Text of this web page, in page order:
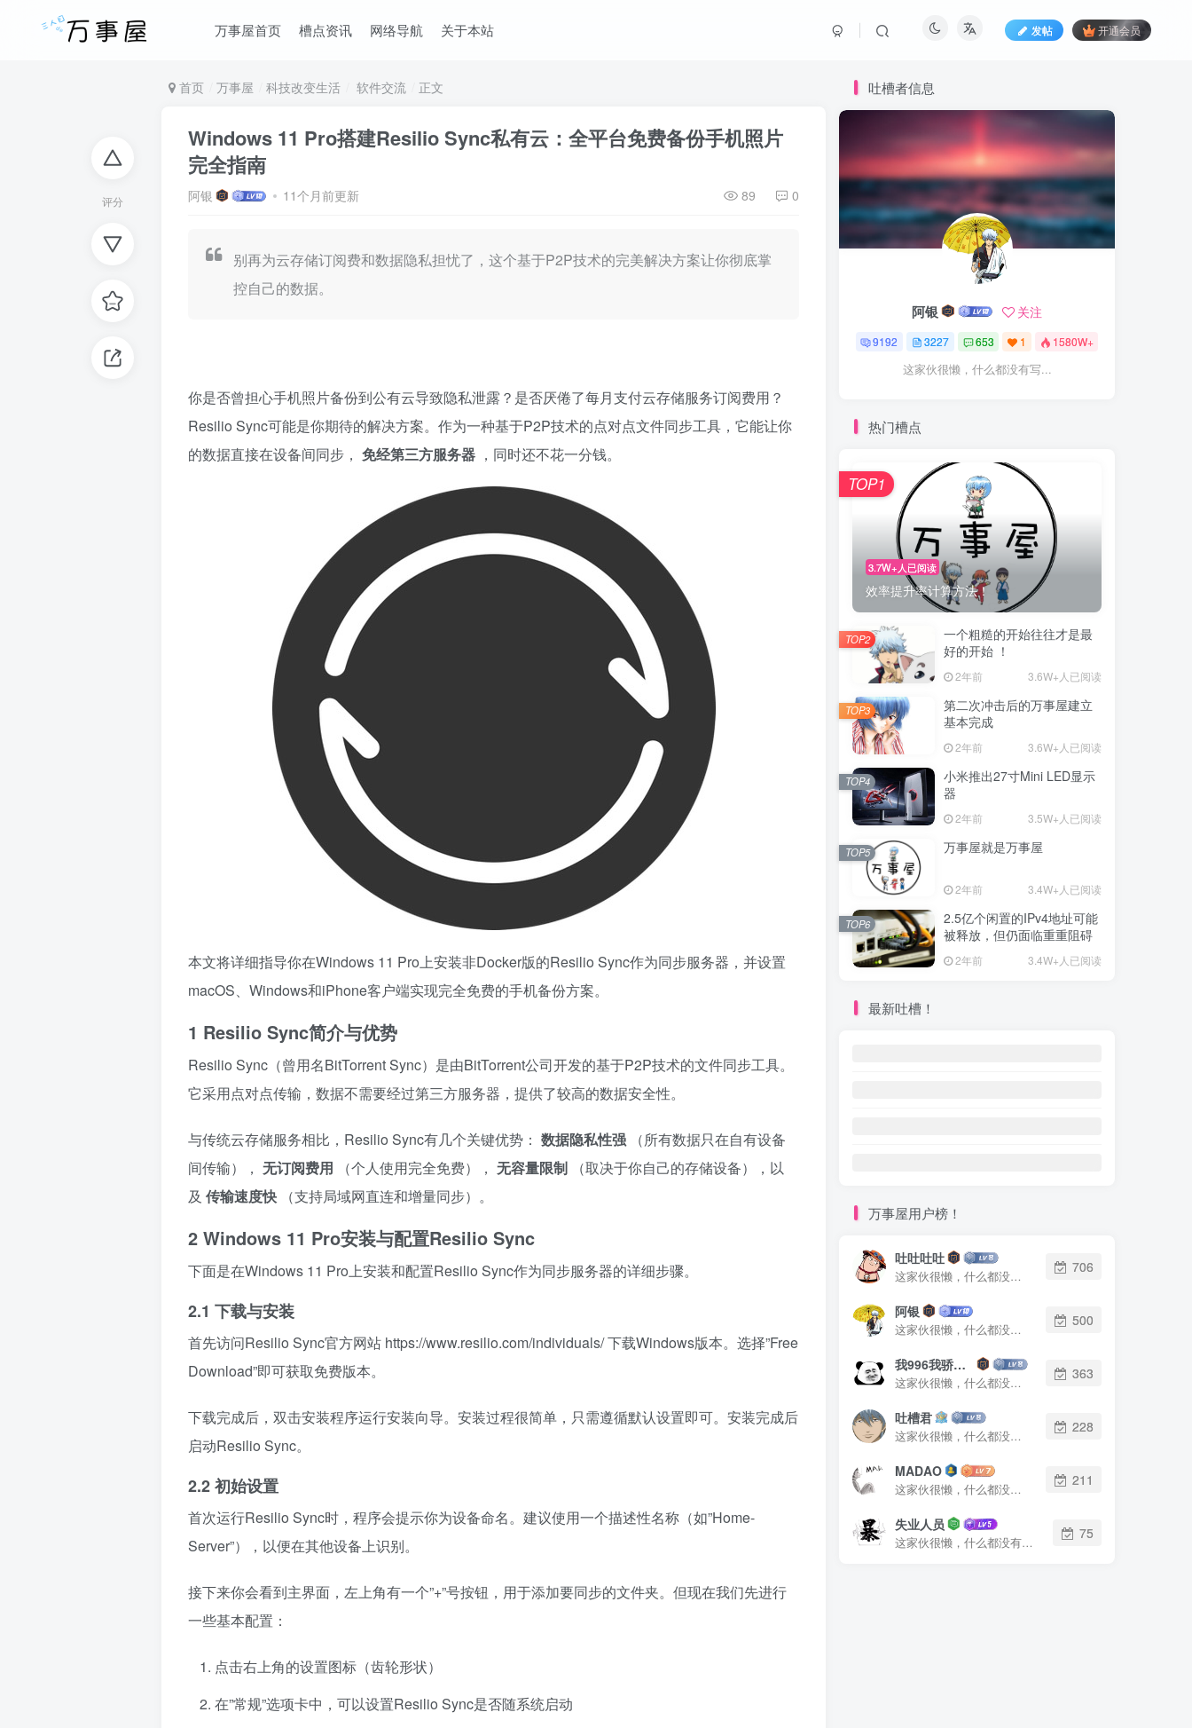
万事屋首页 槽点资讯 网络导航 关于本站 发帖 开通会员
评分
首页 万事屋 科技改变生活 软件交流 正文
Windows 11 Pro搭建Resilio Sync私有云：全平台免费备份手机照片
完全指南
阿银 11个月前更新 89 0
别再为云存储订阅费和数据隐私担忧了，这个基于P2P技术的完美解决方案让你彻底掌
控自己的数据。
你是否曾担心手机照片备份到公有云导致隐私泄露？是否厌倦了每月支付云存储服务订阅费用？
Resilio Sync可能是你期待的解决方案。作为一种基于P2P技术的点对点文件同步工具，它能让你
的数据直接在设备间同步， 免经第三方服务器 ，同时还不花一分钱。
本文将详细指导你在Windows 11 Pro上安装非Docker版的Resilio Sync作为同步服务器，并设置
macOS、Windows和iPhone客户端实现完全免费的手机备份方案。
1 Resilio Sync简介与优势
Resilio Sync（曾用名BitTorrent Sync）是由BitTorrent公司开发的基于P2P技术的文件同步工具。
它采用点对点传输，数据不需要经过第三方服务器，提供了较高的数据安全性。
与传统云存储服务相比，Resilio Sync有几个关键优势： 数据隐私性强
（所有数据只在自有设备
间传输）， 无订阅费用 （个人使用完全免费）， 无容量限制
（取决于你自己的存储设备），以
及 传输速度快 （支持局域网直连和增量同步）。
2 Windows 11 Pro安装与配置Resilio Sync
下面是在Windows 11 Pro上安装和配置Resilio Sync作为同步服务器的详细步骤。
2.1 下载与安装
首先访问Resilio Sync官方网站 https://www.resilio.com/individuals/下载Windows版本。选择”Free
Download”即可获取免费版本。
下载完成后，双击安装程序运行安装向导。安装过程很简单，只需遵循默认设置即可。安装完成后
启动Resilio Sync。
2.2 初始设置
首次运行Resilio Sync时，程序会提示你为设备命名。建议使用一个描述性名称（如”Home-
Server”），以便在其他设备上识别。
接下来你会看到主界面，左上角有一个”+”号按钮，用于添加要同步的文件夹。但现在我们先进行
一些基本配置：
点击右上角的设置图标（齿轮形状）
在”常规”选项卡中，可以设置Resilio Sync是否随系统启动
吐槽者信息
阿银 关注
9192 3227 653 1 1580W+
这家伙很懒，什么都没有写...
热门槽点
3.7W+人已阅读
效率提升率计算方法！
TOP1
一个粗糙的开始往往才是最
好的开始 ！
2年前 3.6W+人已阅读
TOP2
第二次冲击后的万事屋建立
基本完成
2年前 3.6W+人已阅读
TOP3
小米推出27寸Mini LED显示
器
2年前 3.5W+人已阅读
TOP4
万事屋就是万事屋
2年前 3.4W+人已阅读
TOP5
2.5亿个闲置的IPv4地址可能
被释放，但仍面临重重阻碍
2年前 3.4W+人已阅读
TOP6
最新吐槽！
万事屋用户榜！
吐吐吐吐
这家伙很懒，什么都没有写...
706
阿银
这家伙很懒，什么都没有写...
500
我996我骄傲了么
这家伙很懒，什么都没有写...
363
吐槽君
这家伙很懒，什么都没有写...
228
MADAO
这家伙很懒，什么都没有写...
211
失业人员
这家伙很懒，什么都没有写...
75